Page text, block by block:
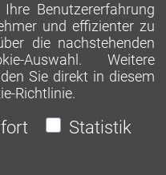
Benutzererfahrung
und effizienter zu
die nachstehenden
Auswahl. Weitere
Sie direkt in diesem
Richtlinie.
Statistik